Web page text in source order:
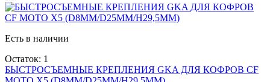
Есть в наличии
Остаток: 1
БЫСТРОСЪЕМНЫЕ КРЕПЛЕНИЯ GKA ДЛЯ КОФРОВ CF